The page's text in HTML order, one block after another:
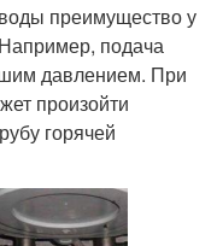
преимущество у
подача
давлением. При
произойти
горячей